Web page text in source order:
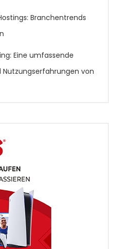
Branchentrends
Eine umfassende
Nutzungserfahrungen von